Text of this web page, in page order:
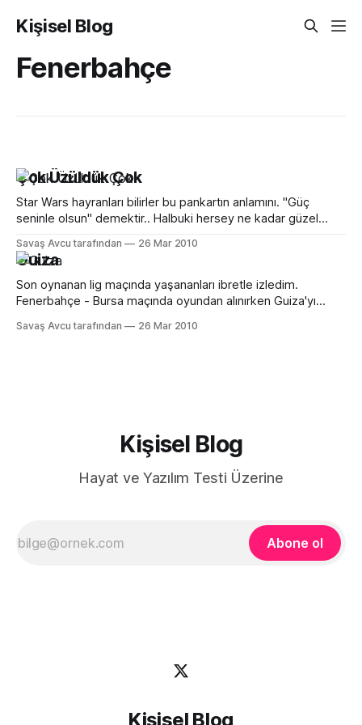
Kişisel Blog
Fenerbahçe
Çok Üzüldük Çok
Star Wars hayranları bilirler bu pankartın anlamını. "Güç
seninle olsun" demektir.. Halbuki hersey ne kadar güzel
gormek istedigimiz profile bürünmüştü.Gol tam zamanında
geldi. İkinci golu bulmamız gerekiyordu. Iste tam bu esnada
"Guiza" sahneye cıktı. Mukemmel bir asistle Alex'
Savaş Avcu tarafından 26 Mar 2010
Guiza
Son oynanan lig maçında yaşananları ibretle izledim.
Fenerbahçe - Bursa maçında oyundan alınırken Guiza'yı
olan bir grup kendini bilmez Fenerbahce taraftarını ! şiddetle
Savaş Avcu tarafından 26 Mar 2010
Kişisel Blog
Hayat ve Yazılım Testi Üzerine
Abone ol
Kişisel Blog